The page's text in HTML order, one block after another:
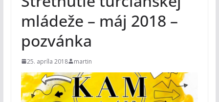
mládeže – máj 2018 –
pozvánka
25. apríla 2018 martin